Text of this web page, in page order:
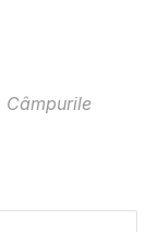
Câmpurile